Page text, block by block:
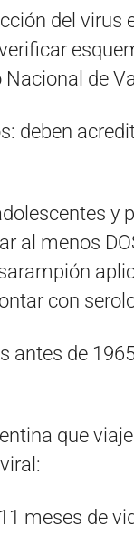
del virus
de
deben
y
al menos
con
antes de
que
meses de